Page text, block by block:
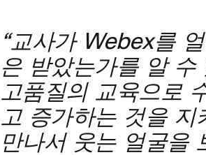
“교사가 Webex를
은 받았는가를 알
고품질의 교육으로
고 증가하는 것을 지
만나서 웃는 얼굴을